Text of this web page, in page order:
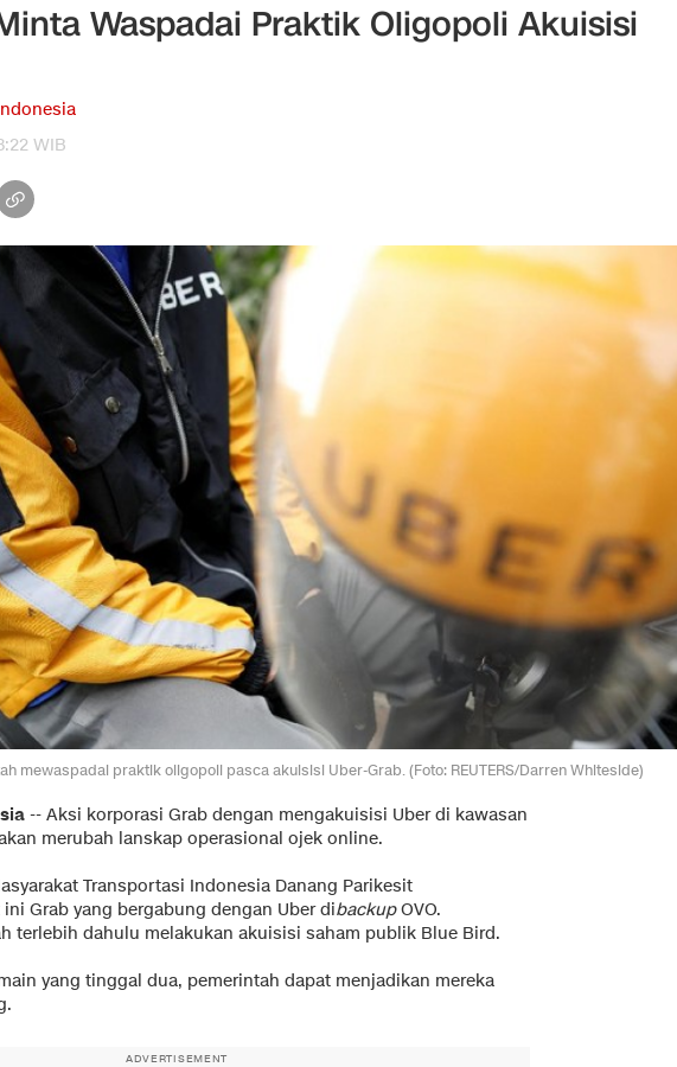
Waspadai Praktik Oligopoli Akuisisi
WIB
mewaspadai praktik oligopoli pasca akuisisi Uber-Grab. (Foto: REUTERS/Darren Whiteside)
-- Aksi korporasi Grab dengan mengakuisisi Uber di kawasan
merubah lanskap operasional ojek online.
Transportasi Indonesia Danang Parikesit
Grab yang bergabung dengan Uber dibackupOVO.
terlebih dahulu melakukan akuisisi saham publik Blue Bird.
yang tinggal dua, pemerintah dapat menjadikan mereka
ADVERTISEMENT